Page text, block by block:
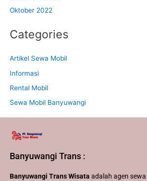
Oktober 2022
Categories
Artikel Sewa Mobil
Informasi
Rental Mobil
Sewa Mobil Banyuwangi
Banyuwangi Trans :
Banyuwangi Trans Wisata adalah agen